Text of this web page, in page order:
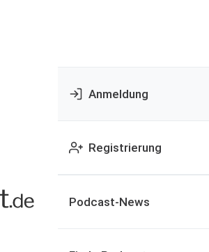
Anmeldung
Registrierung
Podcast-News